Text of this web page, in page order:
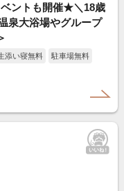
ベントも開催★＼18歳
泉大浴場やグループ
添い寝無料
駐車場無料